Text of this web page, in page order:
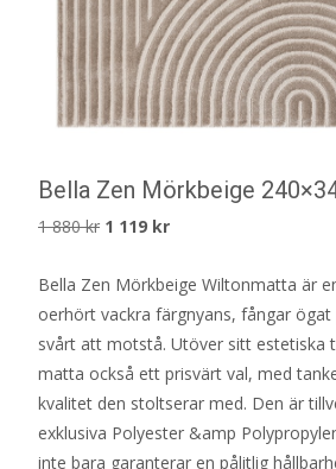
Bella Zen Mörkbeige
1 880kr Det
priset
var:
1
880 kr.
1 119 krDet
priset
är:
1
119 kr.
Bella Zen Mörkbeige Wiltonmatta är
oerhört vackra färgnyans, fångar
svårt att motstå. Utöver sitt estetiska
matta också ett prisvärt val, med
kvalitet den stoltserar med. Den är
exklusiva Polyester &amp
inte bara garanterar en pålitlig